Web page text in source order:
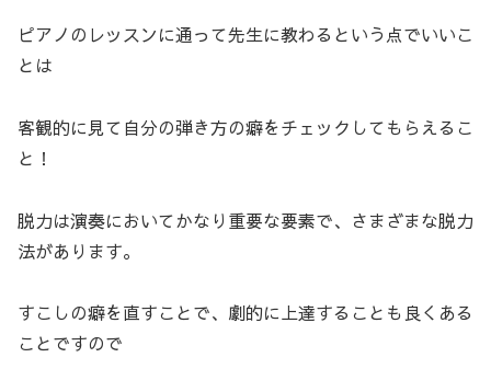
ピアノのレッスンに通って先生に教わるという点でいいこ
とは
客観的に見て自分の弾き方の癖をチェックしてもらえるこ
と！
脱力は演奏においてかなり重要な要素で、さまざまな脱力
法があります。
すこしの癖を直すことで、劇的に上達することも良くある
ことですので